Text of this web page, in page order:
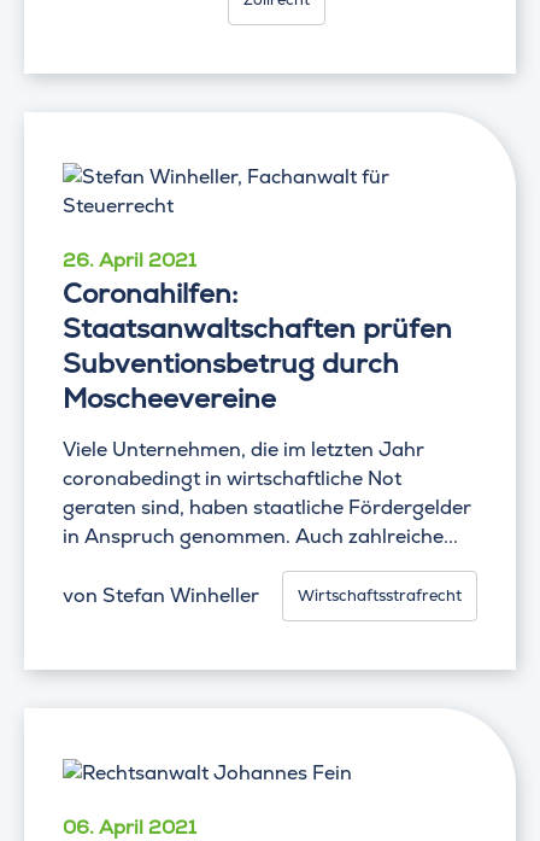
26. April 2021
Coronahilfen:
Staatsanwaltschaften prüfen
Subventionsbetrug durch
Moscheevereine
Viele Unternehmen, die im letzten Jahr
coronabedingt in wirtschaftliche Not
geraten sind, haben staatliche Fördergelder
in Anspruch genommen. Auch zahlreiche...
von Stefan Winheller Wirtschaftsstrafrecht
06. April 2021